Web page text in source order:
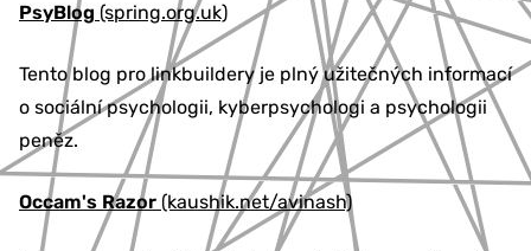
PsyBlog (spring.org.uk)
Tento blog pro linkbuildery je plný užitečných informací
o sociální psychologii, kyberpsychologi a psychologii
peněz.
Occam's Razor (kaushik.net/avinash)